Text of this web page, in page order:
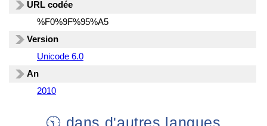
URL codée
%F0%9F%95%A5
Version
Unicode 6.0
An
2010
🕥 dans d'autres langues